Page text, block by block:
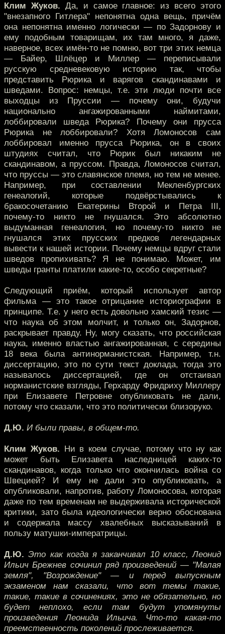
Клим Жуков. Да, и самое главное: из всего этого
"внезапного Гитлера" непонятна одна вещь, причём
она непонятна именно логически — по Задорнову и
ему подобным товарищам, их там много, я даже,
наверное, всех имён-то не помню, вот три этих немца
— Байер, Шлёцер и Миллер — переписывали
русскую средневековую историю так, чтобы
представить Рюрика и варягов скандинавами и
шведами. Вопрос: немцы, т.е. эти люди почти все
выходцы из Пруссии — почему они, будучи
национально ангажированными наймитами,
лоббировали шведа Рюрика? Почему они прусса
Рюрика не лоббировали? Хотя Ломоносов сам
лоббировал именно прусса Рюрика, он в своих
штудиях считал, что Рюрик был никаким не
скандинавом, а пруссом. Правда, Ломоносов считал,
что пруссы — это славянское племя, но тем не менее.
Например, при составлении Мекленбургских
генеалогий, которые подвёрстывались к
бракосочетанию Екатерины Второй и Петра III,
почему-то никто не гнушался. Это абсолютно
выдуманная генеалогия, но почему-то никто не
гнушался этих прусских предков легендарных
вывести к нашей истории. Почему немцы вдруг стали
шведов пропихивать? Я не понимаю. Может, им
шведы гранты платили какие-то, особо секретные?
Следующий приём, который использует автор
фильма — это такое отрицание историографии в
принципе. Т.е. у него есть довольно хамский тезис —
что наука об этом молчит, и только он, Задорнов,
раскрывает правду. Ну, могу сказать, что российская
наука, именно властью ангажированная, с середины
18 века была антинорманистская. Например, т.н.
диссертацию, это по сути текст доклада, тогда это
называлось диссертацией, где он отстаивал
норманистские взгляды, Герхарду Фридриху Миллеру
при Елизавете Петровне опубликовать не дали,
потому что сказали, что это политически близоруко.
Д.Ю. И были правы, в общем-то.
Клим Жуков. Ни в коем случае, потому что ну как
может быть Елизавета наследницей каких-то
скандинавов, когда только что окончилась война со
Швецией? И ему не дали это опубликовать, а
опубликовали, напротив, работу Ломоносова, которая
даже по тем временам не выдерживала исторической
критики, зато была идеологически верно обоснована
и содержала массу хвалебных высказываний в
пользу матушки-императрицы.
Д.Ю. Это как когда я заканчивал 10 класс, Леонид
Ильич Брежнев сочинил ряд произведений — "Малая
земля", "Возрождение" — и перед выпускным
экзаменом нам сказали, что вот темы такие,
такие, такие в сочинениях, это не обязательно, но
будет неплохо, если там будут упомянуты
произведения Леонида Ильича. Что-то какая-то
преемственность поколений прослеживается.